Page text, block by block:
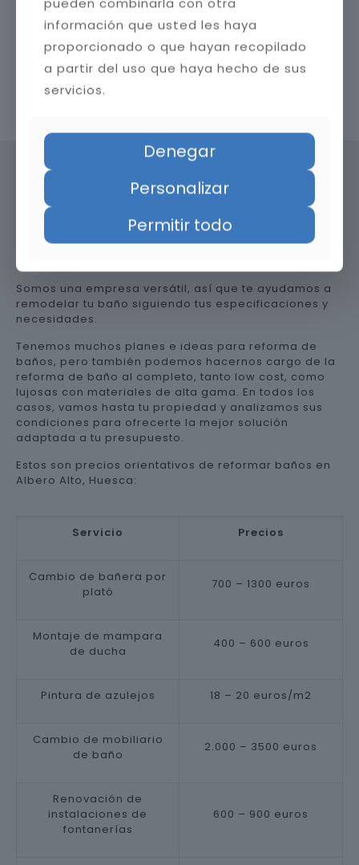
Precio de reformar el baño en
Huesca
Somos una empresa versátil, así que te ayudamos a
remodelar tu baño siguiendo tus especificaciones y
necesidades.
Tenemos muchos planes e ideas para reforma de
baños, pero también podemos hacernos cargo de la
reforma de baño al completo, tanto low cost, como
lujosas con materiales de alta gama. En todos los
casos, vamos hasta tu propiedad y analizamos sus
condiciones para ofrecerte la mejor solución
adaptada a tu presupuesto.
Estos son precios orientativos de reformar baños en
Albero Alto, Huesca:
Servicio Precios
Cambio de bañera por
plató
700 – 1300 euros
Montaje de mampara
de ducha
400 – 600 euros
Pintura de azulejos 18 – 20 euros/m2
Cambio de mobiliario
de baño
2.000 – 3500 euros
Renovación de
instalaciones de
fontanerías
600 – 900 euros
información que usted les haya
proporcionado o que hayan recopilado
a partir del uso que haya hecho de sus
servicios.
Denegar
Personalizar
Permitir todo